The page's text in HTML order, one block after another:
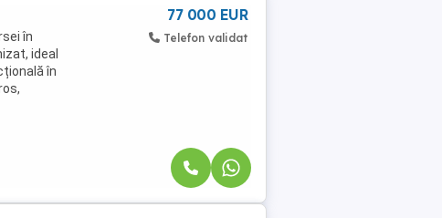
în
ideal
în
77 000 EUR
Telefon validat